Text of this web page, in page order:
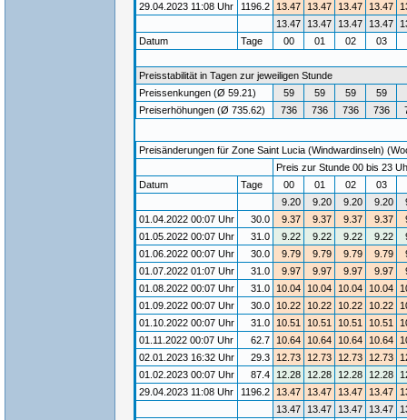
29.04.2023 11:08 Uhr
1196.2 13.47 13.47 13.47 13.47
13.47
13.47 13.47 13.47
Datum
Tage 00 01 02 03
Preisstabilität in Tagen zur jeweiligen Stunde
Preissenkungen (Ø 59.21)
59 59 59 59
Preiserhöhungen (Ø 735.62)
736 736 736 736
Preisänderungen für Zone Saint Lucia (Windwardinseln)
Preis zur Stunde 00 bis 23
Datum
Tage 00 01 02 03
9.20
9.20 9.20 9.20
01.04.2022 00:07 Uhr
30.0 9.37 9.37 9.37 9.37
01.05.2022 00:07 Uhr
31.0 9.22 9.22 9.22 9.22
01.06.2022 00:07 Uhr
30.0 9.79 9.79 9.79 9.79
01.07.2022 01:07 Uhr
31.0 9.97 9.97 9.97 9.97
01.08.2022 00:07 Uhr
31.0 10.04 10.04 10.04 10.04
01.09.2022 00:07 Uhr
30.0 10.22 10.22 10.22 10.22
01.10.2022 00:07 Uhr
31.0 10.51 10.51 10.51 10.51
01.11.2022 00:07 Uhr
62.7 10.64 10.64 10.64 10.64
02.01.2023 16:32 Uhr
29.3 12.73 12.73 12.73 12.73
01.02.2023 00:07 Uhr
87.4 12.28 12.28 12.28 12.28
29.04.2023 11:08 Uhr
1196.2 13.47 13.47 13.47 13.47
13.47
13.47 13.47 13.47